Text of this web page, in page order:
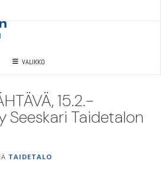
VALIKKO
15.2.-
Seeskari Taidetalon
TAIDETALO